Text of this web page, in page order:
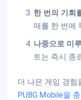
한 번의 기회
매를 한 번에
나중으로 미
트는 즉시 종
더 나은 게임 경험
PUBG Mobile을